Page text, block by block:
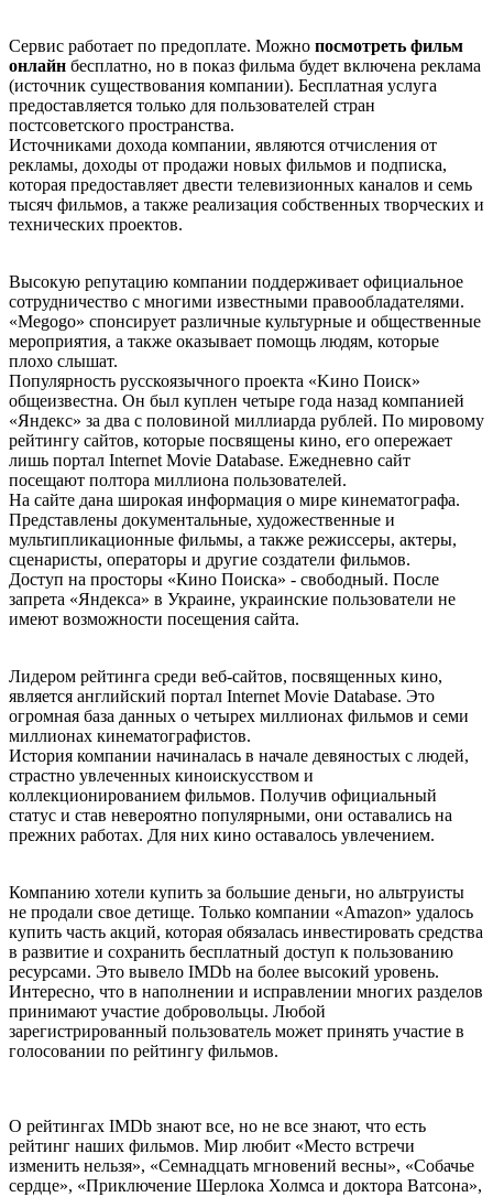
Сервис работает по предоплате. Можно посмотреть фильм
онлайн бесплатно, но в показ фильма будет включена реклама
(источник существования компании). Бесплатная услуга
предоставляется только для пользователей стран
постсоветского пространства.
Источниками дохода компании, являются отчисления от
рекламы, доходы от продажи новых фильмов и подписка,
которая предоставляет двести телевизионных каналов и семь
тысяч фильмов, а также реализация собственных творческих и
технических проектов.
Высокую репутацию компании поддерживает официальное
сотрудничество с многими известными правообладателями.
«Меgоgо» спонсирует различные культурные и общественные
мероприятия, а также оказывает помощь людям, которые
плохо слышат.
Популярность русскоязычного проекта «Kинo Пoиcк»
общеизвестна. Он был куплен четыре года назад компанией
«Яндекс» за два с половиной миллиарда рублей. По мировому
рейтингу сайтов, которые посвящены кино, его опережает
лишь портал Internet Movie Database. Ежедневно сайт
посещают полтора миллиона пользователей.
На сайте дана широкая информация о мире кинематографа.
Представлены документальные, художественные и
мультипликационные фильмы, а также режиссеры, актеры,
сценаристы, операторы и другие создатели фильмов.
Доступ на просторы «Кино Поиска» - свободный. После
запрета «Яндекса» в Украине, украинские пользователи не
имеют возможности посещения сайта.
Лидером рейтинга среди веб-сайтов, посвященных кино,
является английский портал Internet Movie Database. Это
огромная база данных о четырех миллионах фильмов и семи
миллионах кинематографистов.
История компании начиналась в начале девяностых с людей,
страстно увлеченных киноискусством и
коллекционированием фильмов. Получив официальный
статус и став невероятно популярными, они оставались на
прежних работах. Для них кино оставалось увлечением.
Компанию хотели купить за большие деньги, но альтруисты
не продали свое детище. Только компании «Amazon» удалось
купить часть акций, которая обязалась инвестировать средства
в развитие и сохранить бесплатный доступ к пользованию
ресурсами. Это вывело IMDb на более высокий уровень.
Интересно, что в наполнении и исправлении многих разделов
принимают участие добровольцы. Любой
зарегистрированный пользователь может принять участие в
голосовании по рейтингу фильмов.
О рейтингах IMDb знают все, но не все знают, что есть
рейтинг наших фильмов. Мир любит «Место встречи
изменить нельзя», «Семнадцать мгновений весны», «Собачье
сердце», «Приключение Шерлока Холмса и доктора Ватсона»,